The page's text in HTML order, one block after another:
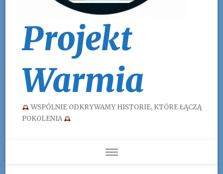
Projekt
Warmia
WSPÓLNIE ODKRYWAMY HISTORIE, KTÓRE ŁĄCZĄ
POKOLENIA